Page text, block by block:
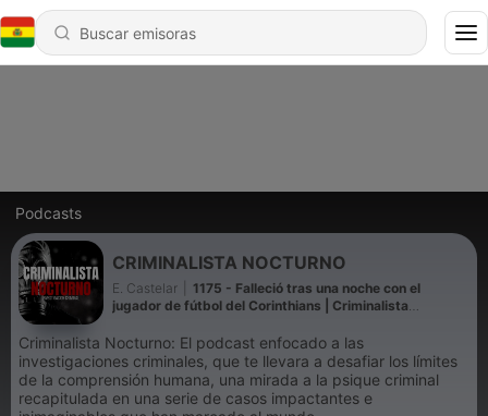
Podcasts
CRIMINALISTA NOCTURNO
E. Castelar
1175 - Falleció tras una noche con el
jugador de fútbol del Corinthians | Criminalista
Criminalista Nocturno: El podcast enfocado a las
investigaciones criminales, que te llevara a desafiar los límites
de la comprensión humana, una mirada a la psique criminal
recapitulada en una serie de casos impactantes e